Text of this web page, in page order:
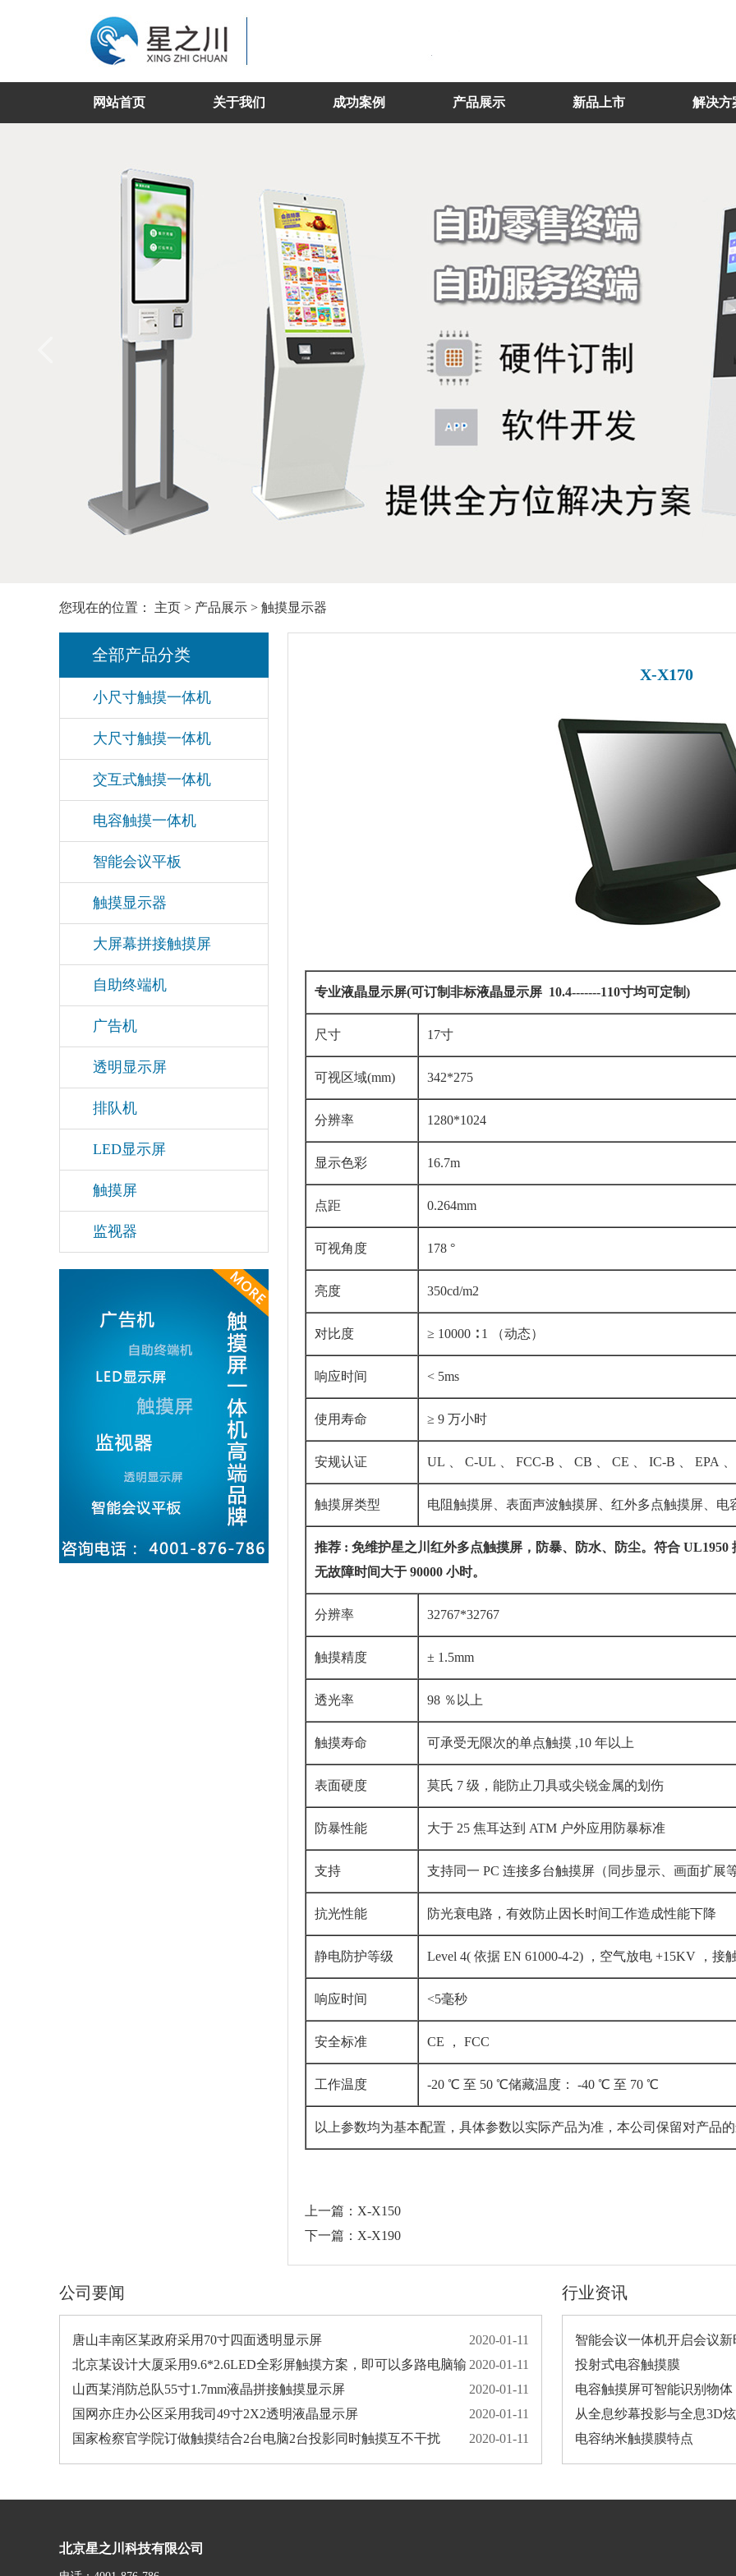
网站首页 关于我们 成功案例 产品展示 新品上市 解决方
您现在的位置： 主页 > 产品展示 > 触摸显示器
全部产品分类
小尺寸触摸一体机
大尺寸触摸一体机
交互式触摸一体机
电容触摸一体机
智能会议平板
触摸显示器
大屏幕拼接触摸屏
自助终端机
广告机
透明显示屏
排队机
LED显示屏
触摸屏
监视器
X-X170
专业液晶显示屏(可订制非标液晶显示屏 10.4-------110寸均可定制)
尺寸 17寸
可视区域(mm) 342*275
分辨率 1280*1024
显示色彩 16.7m
点距 0.264mm
可视角度 178 °
亮度 350cd/m2
对比度 ≥ 10000 ∶ 1 （动态）
响应时间 < 5ms
使用寿命 ≥ 9 万小时
安规认证 UL 、 C-UL 、 FCC-B 、 CB 、 CE 、 IC-B 、 EPA
触摸屏类型 电阻触摸屏、表面声波触摸屏、红外多点触摸屏、电
推荐 : 免维护星之川红外多点触摸屏，防暴、防水、防尘。符合 UL1950
无故障时间大于 90000 小时。
分辨率 32767*32767
触摸精度 ± 1.5mm
透光率 98 ％以上
触摸寿命 可承受无限次的单点触摸 ,10 年以上
表面硬度 莫氏 7 级，能防止刀具或尖锐金属的划伤
防暴性能 大于 25 焦耳达到 ATM 户外应用防暴标准
支持 支持同一 PC 连接多台触摸屏（同步显示、画面扩展
抗光性能 防光衰电路，有效防止因长时间工作造成性能下降
静电防护等级 Level 4( 依据 EN 61000-4-2) ，空气放电 +15KV ，接
响应时间 <5毫秒
安全标准 CE ， FCC
工作温度 -20 ℃ 至 50 ℃储藏温度： -40 ℃ 至 70 ℃
以上参数均为基本配置，具体参数以实际产品为准，本公司保留对产品
上一篇：X-X150
下一篇：X-X190
公司要闻
唐山丰南区某政府采用70寸四面透明显示屏
2020-01-11
北京某设计大厦采用9.6*2.6LED全彩屏触摸方案，即可以多路电脑输 2020-01-11
山西某消防总队55寸1.7mm液晶拼接触摸显示屏
2020-01-11
国网亦庄办公区采用我司49寸2X2透明液晶显示屏
2020-01-11
国家检察官学院订做触摸结合2台电脑2台投影同时触摸互不干扰
2020-01-11
行业资讯
智能会议一体机开启会议
投射式电容触摸膜
电容触摸屏可智能识别物体
从全息纱幕投影与全息3D
电容纳米触摸膜特点
北京星之川科技有限公司